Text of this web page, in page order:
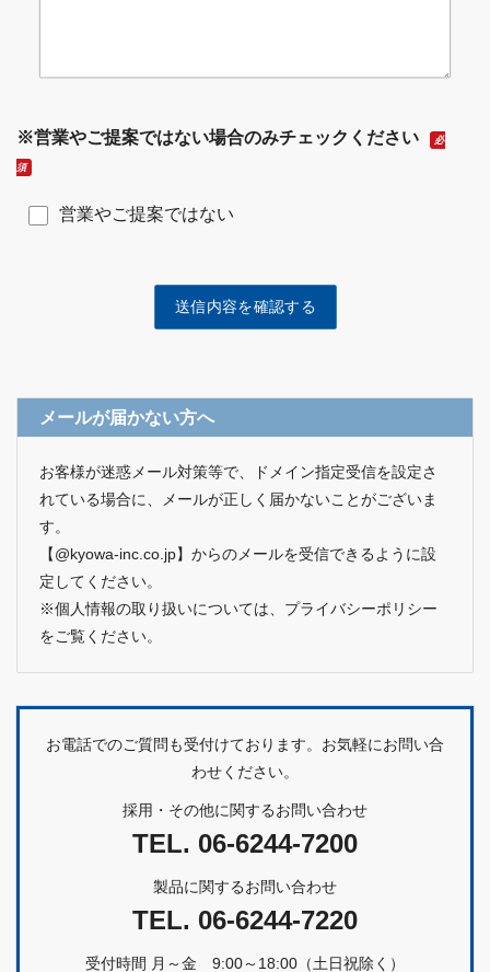
※営業やご提案ではない場合のみチェックください 必
須
営業やご提案ではない
メールが届かない方へ
お客様が迷惑メール対策等で、ドメイン指定受信を設定さ
れている場合に、メールが正しく届かないことがございま
す。
【@kyowa-inc.co.jp】からのメールを受信できるように設
定してください。
※個人情報の取り扱いについては、 プライバシーポリシー
をご覧ください。
お電話でのご質問も受付けております。お気軽にお問い合
わせください。
採用・その他に関するお問い合わせ
TEL. 06-6244-7200
製品に関するお問い合わせ
TEL. 06-6244-7220
受付時間 月～金 9:00～18:00（土日祝除く）